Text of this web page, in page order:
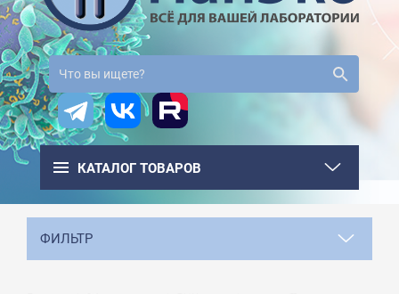
КАТАЛОГ ТОВАРОВ
ФИЛЬТР